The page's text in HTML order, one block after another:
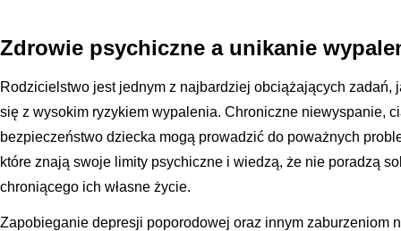
Zdrowie psychiczne a unikanie
Rodzicielstwo jest jednym z najbardziej obciążających zadań,
się z wysokim ryzykiem wypalenia. Chroniczne niewyspanie,
bezpieczeństwo dziecka mogą prowadzić do poważnych
które znają swoje limity psychiczne i wiedzą, że nie poradzą
chroniącego ich własne życie.
Zapobieganie depresji poporodowej oraz innym zaburzeniom